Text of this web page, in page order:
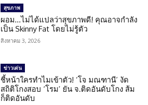
สุขภาพ
ผอม…ไม่ได้แปลว่าสุขภาพดี! คุณอาจกำลัง
เป็น Skinny Fat โดยไม่รู้ตัว
สิงหาคม 3, 2026
ข่าวเด่น
ชี้หน้าใครทำไมเข้าตัว! ‘โจ มณฑานี’ งัด
สถิติโกงสอบ ‘โรม’ ยัน จ.ติดอันดับโกง ส้ม
ก็ติดอันดับ